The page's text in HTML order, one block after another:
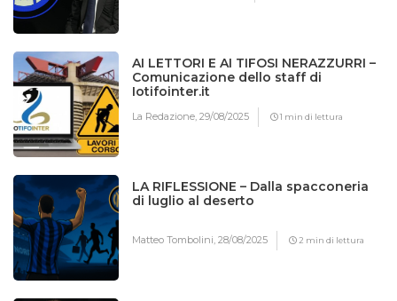
AI LETTORI E AI TIFOSI NERAZZURRI –
Comunicazione dello staff di
Iotifointer.it
La Redazione,29/08/2025 1 min di lettura
LA RIFLESSIONE – Dalla spacconeria
di luglio al deserto
Matteo Tombolini,28/08/2025 2 min di lettura